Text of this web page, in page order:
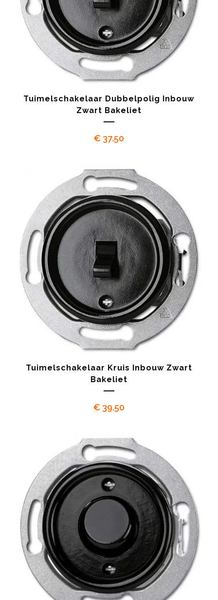
Tuimelschakelaar Dubbelpolig Inbouw
Zwart Bakeliet
€ 37.50
Tuimelschakelaar Kruis Inbouw Zwart
Bakeliet
€ 39.50